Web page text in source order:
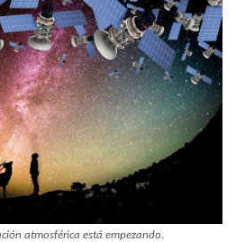
atmosférica está empezando.